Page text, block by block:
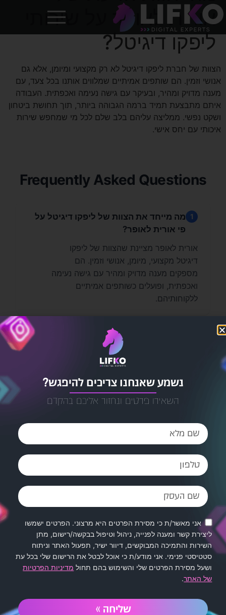
אורית לאופר על שירותי
ליפקו דיגיטל?
הצוות של חברת ליפקו דיגיטל לא רק מקצועי ומיומן, אלא גם
אנושי וזמין. הם שותפים אמיתיים שמלווים אותנו בכל צעד, עם
מענה מדויק ומהיר, ובעיקר עם גישה נעימה ואכפתית. העבודה
איתם מתבצעת תמיד ברמה הגבוהה ביותר, תוך תחושת ביטחון
ושקט נפשי. ממליצה עליהם בלב שלם לכל מי שמחפש שירות
איכותי עם יחס אישי.
Frequently Asked Questions
1
מה מייחד את הצוות של ליפקו דיגיטל על
פי אורית לאופר?
אורית לאופר מציינת שהצוות של ליפקו
דיגיטל מקצועי, מיומן, אנושי וזמין. הם
מספקים מענה מדויק ומהיר עם גישה נעימה
ואכפתית, ופועלים כשותפים אמיתיים
ללקוחותיהם.
איזה סוג של ליווי ותמיכה ליפקו דיגיטל
מציעה ללקוחותיה?
עם מענה מדויק ומהיר, תוך מתן תחושת
ביטחון ושקט נפשי. הם מתוארים כשותפים
בהתבסס על ההמלצה?
של ליפקו דיגיטל בשיווק דיגיטלי, קידום
ממומן, ניהול סושיאל, יצירת תוכן ובניית
אתרים. היא מעידה על מקצועיותם במגוון
תחומי הדיגיטל.
נשמע שאנחנו צריכים להיפגש?
השאירו פרטים ונחזור אליכם בהקדם
אני מאשר/ת כי מסירת הפרטים היא מרצוני. הפרטים ישמשו
ליצירת קשר ומענה לפנייה, ניהול וטיפול בבקשה/רישום, מתן
השירות והתמיכה המבוקשים, דיוור ישיר, תפעול האתר וניתוח
סטטיסטי פנימי. אני מודע/ת כי אוכל לבטל את הרישום שלי בכל עת
ושעל מסירת הפרטים שלי והשימוש בהם תחול מדיניות הפרטיות
של האתר.
שליחה »